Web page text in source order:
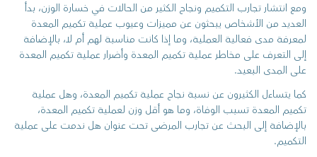
ومع انتشار تجارب التكميم ونجاح الكثير من الحالات في خسارة الوزن، بدأ
العديد من الأشخاص يبحثون عن مميزات وعيوب عملية تكميم المعدة
لمعرفة مدى فعالية العملية، وما إذا كانت مناسبة لهم أم لا، بالإضافة
إلى التعرف على مخاطر عملية تكميم المعدة وأضرار عملية تكميم المعدة
على المدى البعيد.
كما يتساءل الكثيرون عن نسبة نجاح عملية تكميم المعدة، وهل عملية
تكميم المعدة تسبب الوفاة، وما هو أقل وزن لعملية تكميم المعدة،
بالإضافة إلى البحث عن تجارب المرضى تحت عنوان هل ندمت على عملية
التكميم.